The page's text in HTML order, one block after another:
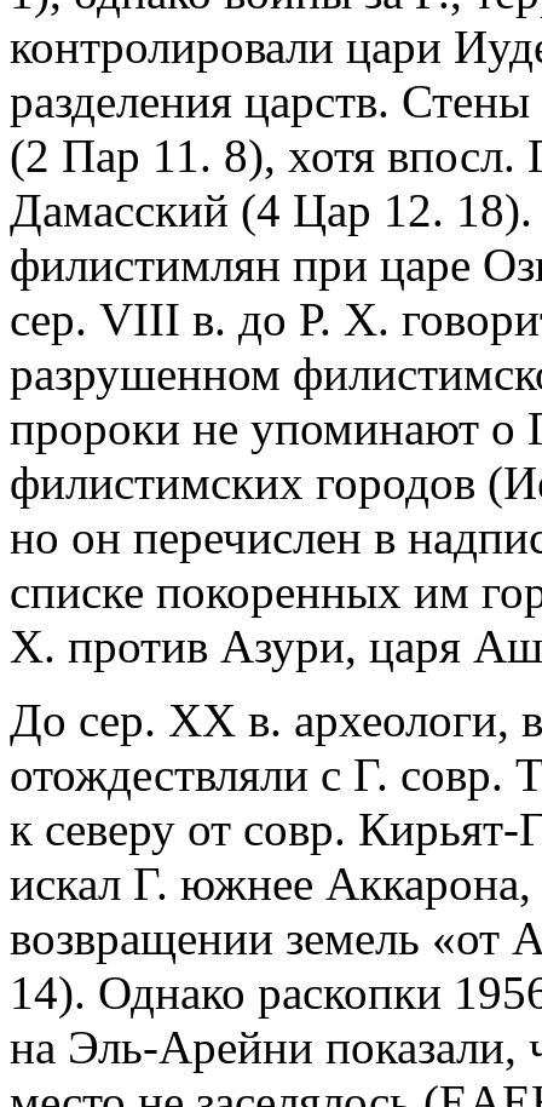
контролировали цари
разделения царств.
(2 Пар 11. 8), хотя впосл.
Дамасский (4 Цар 12. 18).
филистимлян при царе
сер. VIII в. до Р. Х.
разрушенном
пророки не упоминают о
филистимских городов
но он перечислен в
списке покоренных им
Х. против Азури, царя
До сер. ХХ в. археологи,
отождествляли с Г.
к северу от совр. Кирьят-
искал Г. южнее Аккарона,
возвращении земель «от
14). Однако раскопки
на Эль-Арейни показали,